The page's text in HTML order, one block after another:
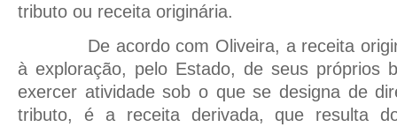
tributo ou receita originária.
De acordo com Oliveira, a receita
à exploração, pelo Estado, de seus próprios
exercer atividade sob o que se designa de
tributo, é a receita derivada, que resulta